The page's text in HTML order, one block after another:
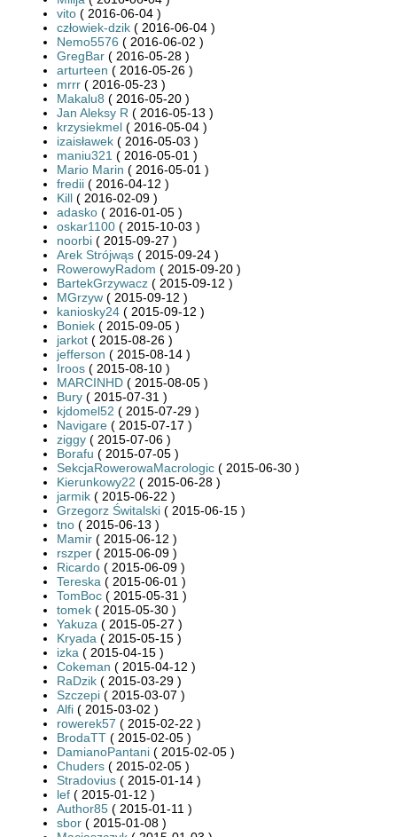
vito ( 2016-06-04 )
człowiek-dzik ( 2016-06-04 )
Nemo5576 ( 2016-06-02 )
GregBar ( 2016-05-28 )
arturteen ( 2016-05-26 )
mrrr ( 2016-05-23 )
Makalu8 ( 2016-05-20 )
Jan Aleksy R ( 2016-05-13 )
krzysiekmel ( 2016-05-04 )
izaisławek ( 2016-05-03 )
maniu321 ( 2016-05-01 )
Mario Marin ( 2016-05-01 )
fredii ( 2016-04-12 )
Kill ( 2016-02-09 )
adasko ( 2016-01-05 )
oskar1100 ( 2015-10-03 )
noorbi ( 2015-09-27 )
Arek Strójwąs ( 2015-09-24 )
RowerowyRadom ( 2015-09-20 )
BartekGrzywacz ( 2015-09-12 )
MGrzyw ( 2015-09-12 )
kaniosky24 ( 2015-09-12 )
Boniek ( 2015-09-05 )
jarkot ( 2015-08-26 )
jefferson ( 2015-08-14 )
Iroos ( 2015-08-10 )
MARCINHD ( 2015-08-05 )
Bury ( 2015-07-31 )
kjdomel52 ( 2015-07-29 )
Navigare ( 2015-07-17 )
ziggy ( 2015-07-06 )
Borafu ( 2015-07-05 )
SekcjaRowerowaMacrologic ( 2015-06-30 )
Kierunkowy22 ( 2015-06-28 )
jarmik ( 2015-06-22 )
Grzegorz Świtalski ( 2015-06-15 )
tno ( 2015-06-13 )
Mamir ( 2015-06-12 )
rszper ( 2015-06-09 )
Ricardo ( 2015-06-09 )
Tereska ( 2015-06-01 )
TomBoc ( 2015-05-31 )
tomek ( 2015-05-30 )
Yakuza ( 2015-05-27 )
Kryada ( 2015-05-15 )
izka ( 2015-04-15 )
Cokeman ( 2015-04-12 )
RaDzik ( 2015-03-29 )
Szczepi ( 2015-03-07 )
Alfi ( 2015-03-02 )
rowerek57 ( 2015-02-22 )
BrodaTT ( 2015-02-05 )
DamianoPantani ( 2015-02-05 )
Chuders ( 2015-02-05 )
Stradovius ( 2015-01-14 )
lef ( 2015-01-12 )
Author85 ( 2015-01-11 )
sbor ( 2015-01-08 )